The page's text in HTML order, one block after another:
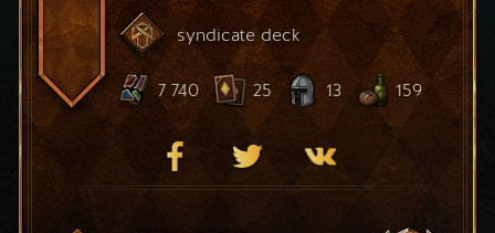
syndicate deck
7 740 25 13 159